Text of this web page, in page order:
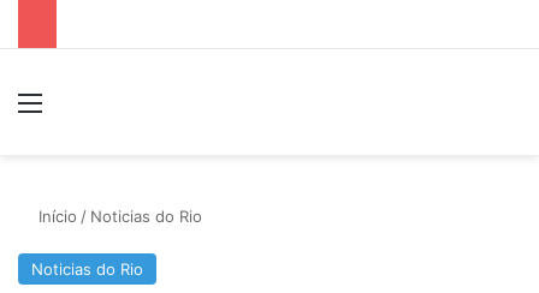
Início / Noticias do Rio
Noticias do Rio